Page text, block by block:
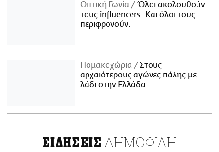
Οπτική Γωνία
Όλοι ακολουθούν
τους influencers. Και όλοι τους
περιφρονούν.
Πομακοχώρια
Στους
αρχαιότερους αγώνες πάλης με
λάδι στην Ελλάδα
ΕΙΔΗΣΕΙΣ ΔΗΜΟΦΙΛΗ